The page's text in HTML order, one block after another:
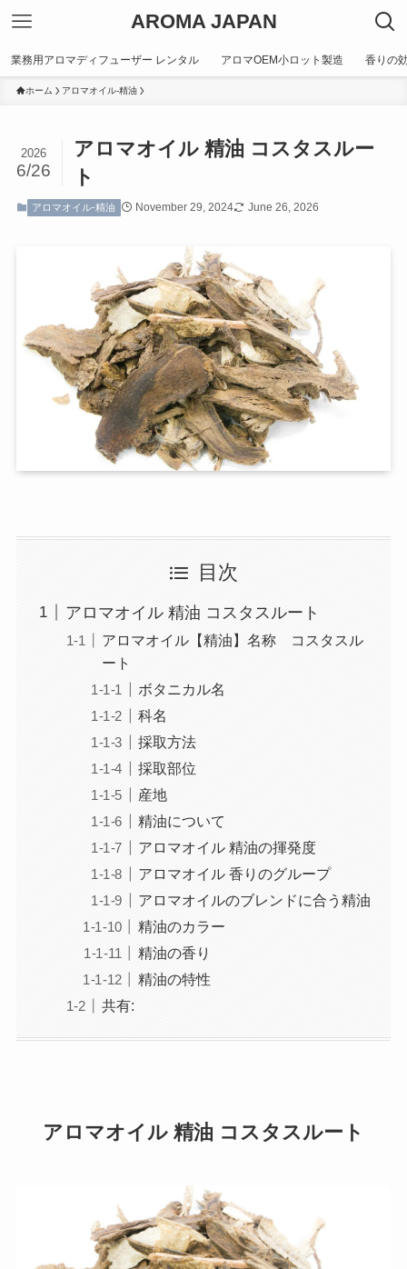
AROMA JAPAN
業務用アロマディフューザー レンタル アロマOEM小ロット製造 香りの
ホーム アロマオイル-精油
アロマオイル 精油 コスタスルー
ト
2026
6/26
アロマオイル-精油 November 29, 2024 June 26, 2026
目次
アロマオイル 精油 コスタスルート
アロマオイル【精油】名称 コスタスル
ート
ボタニカル名
科名
採取方法
採取部位
産地
精油について
アロマオイル 精油の揮発度
アロマオイル 香りのグループ
アロマオイルのブレンドに合う精油
精油のカラー
精油の香り
精油の特性
共有:
アロマオイル 精油 コスタスルート